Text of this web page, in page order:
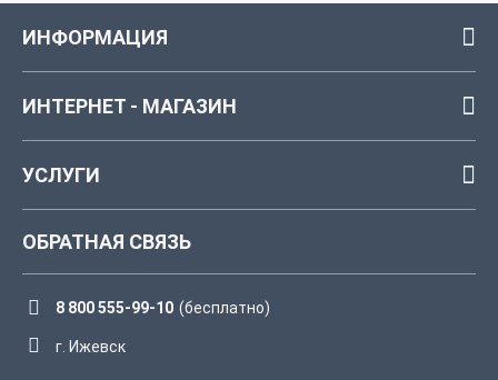
ИНФОРМАЦИЯ
ИНТЕРНЕТ - МАГАЗИН
УСЛУГИ
ОБРАТНАЯ СВЯЗЬ
8 800 555-99-10 (бесплатно)
г. Ижевск